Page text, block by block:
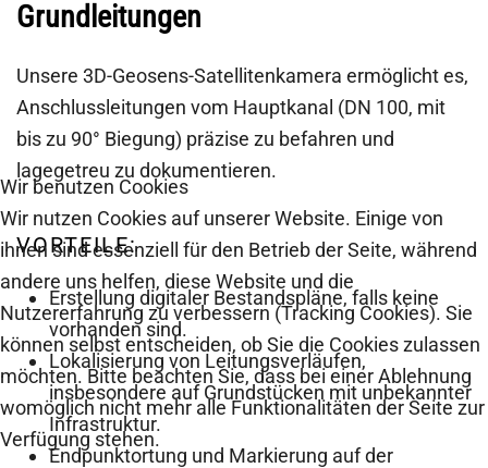
Grundleitungen
Unsere 3D-Geosens-Satellitenkamera ermöglicht es,
Anschlussleitungen vom Hauptkanal (DN 100, mit
bis zu 90° Biegung) präzise zu befahren und
lagegetreu zu dokumentieren.
VORTEILE:
Erstellung digitaler Bestandspläne, falls keine
vorhanden sind.
Lokalisierung von Leitungsverläufen,
insbesondere auf Grundstücken mit unbekannter
Infrastruktur.
Endpunktortung und Markierung auf der
Wir benutzen Cookies
Wir nutzen Cookies auf unserer Website. Einige von
ihnen sind essenziell für den Betrieb der Seite, während
andere uns helfen, diese Website und die
Nutzererfahrung zu verbessern (Tracking Cookies). Sie
können selbst entscheiden, ob Sie die Cookies zulassen
möchten. Bitte beachten Sie, dass bei einer Ablehnung
womöglich nicht mehr alle Funktionalitäten der Seite zur
Verfügung stehen.